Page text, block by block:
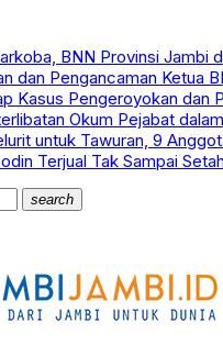
BNN Provinsi Jambi
dan Pengancaman Ketua
Kasus Pengeroyokan dan
Okum Pejabat
untuk Tawuran, 9
Terjual Tak Sampai
search